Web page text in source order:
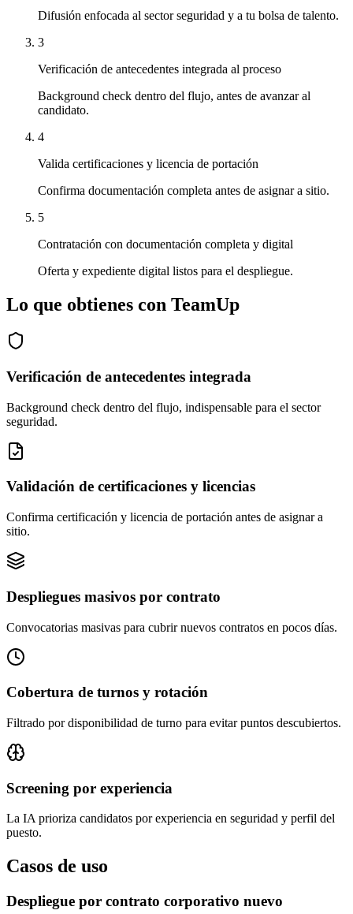
Difusión enfocada al sector seguridad y a tu bolsa de talento.
3
Verificación de antecedentes integrada al proceso
Background check dentro del flujo, antes de avanzar al
candidato.
4
Valida certificaciones y licencia de portación
Confirma documentación completa antes de asignar a sitio.
5
Contratación con documentación completa y digital
Oferta y expediente digital listos para el despliegue.
Lo que obtienes con TeamUp
Verificación de antecedentes integrada
Background check dentro del flujo, indispensable para el sector
seguridad.
Validación de certificaciones y licencias
Confirma certificación y licencia de portación antes de asignar a
sitio.
Despliegues masivos por contrato
Convocatorias masivas para cubrir nuevos contratos en pocos días.
Cobertura de turnos y rotación
Filtrado por disponibilidad de turno para evitar puntos descubiertos.
Screening por experiencia
La IA prioriza candidatos por experiencia en seguridad y perfil del
puesto.
Casos de uso
Despliegue por contrato corporativo nuevo